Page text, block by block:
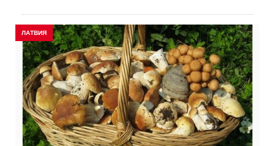
ЛАТВИЯ